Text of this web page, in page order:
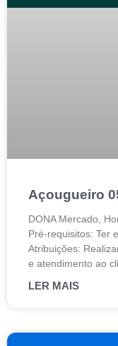
Açougueiro
DONA Mercado,
Pré-requisitos: Ter
Atribuições:
e atendimento ao
LER MAIS